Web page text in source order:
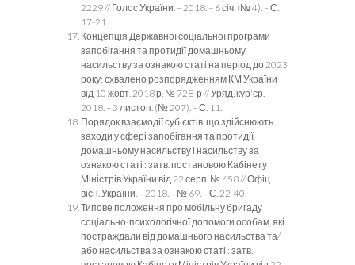
2229 // Голос України. – 2018. – 6 січ. (№ 4). – С.
17-21.
Концепція Державної соціальної програми
запобігання та протидії домашньому
насильству за ознакою статі на період до 2023
року: схвалено розпорядженням КМ України
від 10 жовт. 2018 р. № 728-р // Уряд. кур'єр. –
2018. – 3 листоп. (№ 207). – С. 11.
Порядок взаємодії суб'єктів, що здійснюють
заходи у сфері запобігання та протидії
домашньому насильству і насильству за
ознакою статі : затв. постановою Кабінету
Міністрів України від 22 серп. № 658 // Офіц.
вісн. України. – 2018. – № 69. – С. 22-40.
Типове положення про мобільну бригаду
соціально-психологічної допомоги особам, які
постраждали від домашнього насильства та/
або насильства за ознакою статі : затв.